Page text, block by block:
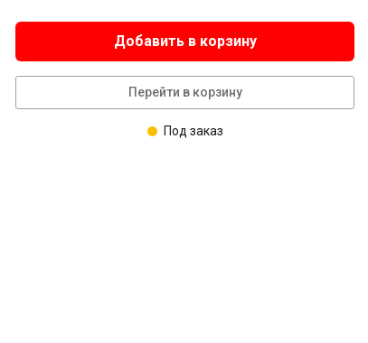
Добавить в корзину
Перейти в корзину
Под заказ